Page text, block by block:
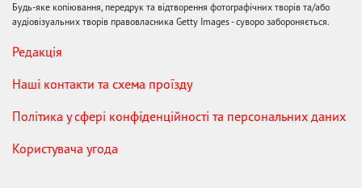
Будь-яке копіювання, передрук та відтворення фотографічних творів та/або
аудіовізуальних творів правовласника Getty Images - суворо забороняється.
Редакція
Наші контакти та схема проїзду
Політика у сфері конфіденційності та персональних даних
Користувача угода